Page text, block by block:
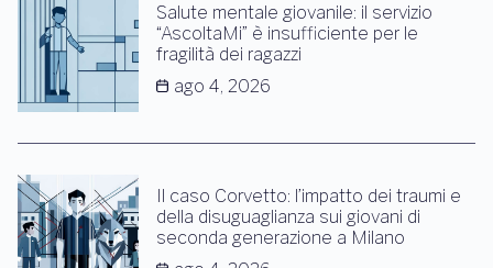
Salute mentale giovanile: il servizio
“AscoltaMi” è insufficiente per le
fragilità dei ragazzi
ago 4, 2026
Il caso Corvetto: l’impatto dei traumi e
della disuguaglianza sui giovani di
seconda generazione a Milano